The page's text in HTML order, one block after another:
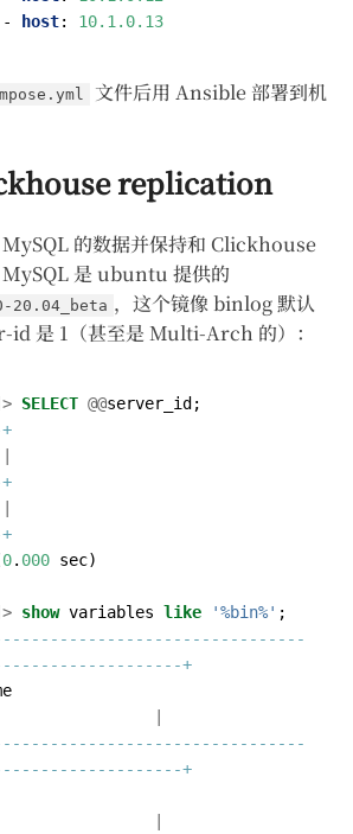
-
host: 10.1.0.13
文件后用 Ansible 部署到机
replication
的数据并保持和 Clickhouse
MySQL 是 ubuntu 提供的
20.04_beta ，这个镜像 binlog 默认
id 是 1（甚至是 Multi-Arch 的）：
> SELECT @@server_id ;
0. 000 sec)
> show variables like '%bin%' ;